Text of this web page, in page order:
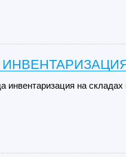
инвентаризация на